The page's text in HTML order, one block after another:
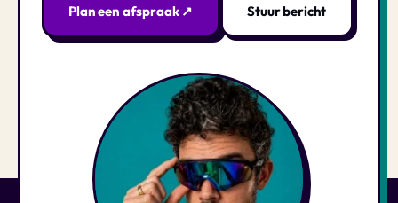
Plan een afspraak ↗ Stuur bericht